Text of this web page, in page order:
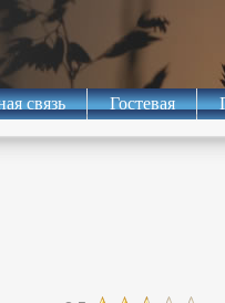
связь Гостевая